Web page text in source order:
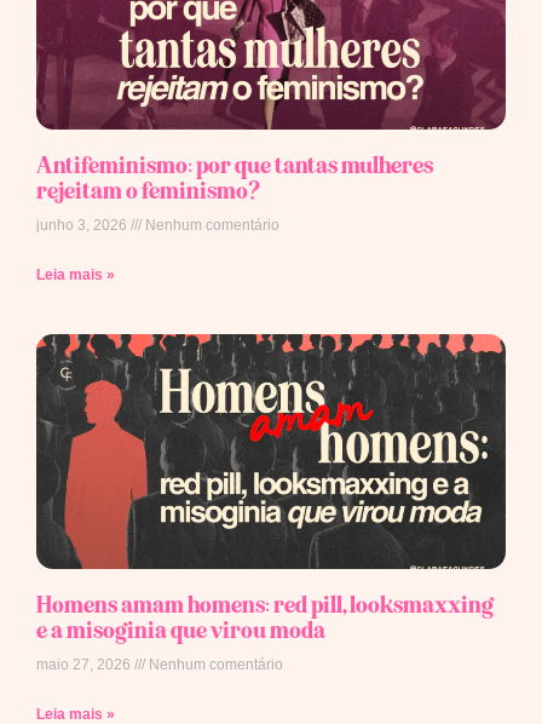
Antifeminismo: por que tantas mulheres
rejeitam o feminismo?
junho 3, 2026 Nenhum comentário
Leia mais »
Homens amam homens: red pill, looksmaxxing
e a misoginia que virou moda
maio 27, 2026 Nenhum comentário
Leia mais »